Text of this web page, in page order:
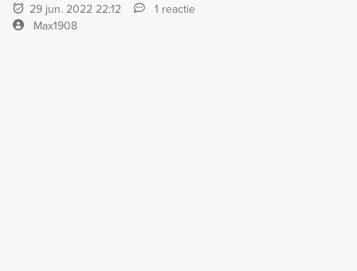
29 jun. 2022 22:12
1 reactie
Max1908